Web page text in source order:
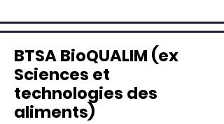
BTSA BioQUALIM (ex
Sciences et
technologies des
aliments)